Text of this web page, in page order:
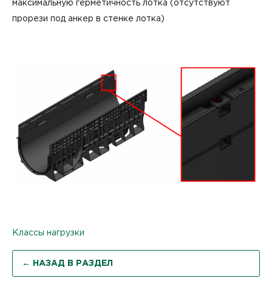
максимальную герметичность лотка (отсутствуют
прорези под анкер в стенке лотка)
Классы нагрузки
← НАЗАД В РАЗДЕЛ